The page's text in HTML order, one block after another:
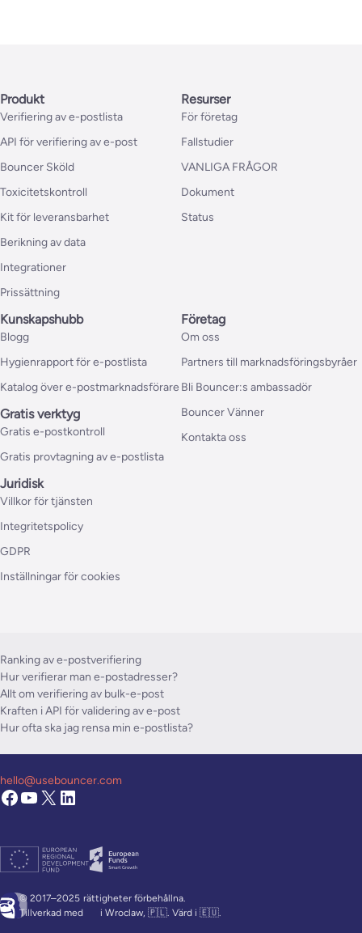
Produkt
Verifiering av e-postlista
API för verifiering av e-post
Bouncer Sköld
Toxicitetskontroll
Kit för leveransbarhet
Berikning av data
Integrationer
Prissättning
Resurser
För företag
Fallstudier
VANLIGA FRÅGOR
Dokument
Status
Kunskapshubb
Blogg
Hygienrapport för e-postlista
Katalog över e-postmarknadsförare
Gratis verktyg
Gratis e-postkontroll
Gratis provtagning av e-postlista
Företag
Om oss
Partners till marknadsföringsbyråer
Bli Bouncer:s ambassadör
Bouncer Vänner
Kontakta oss
Juridisk
Villkor för tjänsten
Integritetspolicy
GDPR
Inställningar för cookies
Ranking av e-postverifiering
Hur verifierar man e-postadresser?
Allt om verifiering av bulk-e-post
Kraften i API för validering av e-post
Hur ofta ska jag rensa min e-postlista?
© 2017–2025 rättigheter förbehållna.
Tillverkad med
i Wroclaw, 🇵🇱. Värd i 🇪🇺.
hello@usebouncer.com